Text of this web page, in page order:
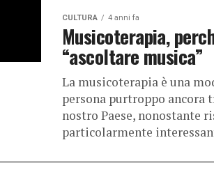
CULTURA 4 anni fa
Musicoterapia,
“ascoltare musica”
La musicoterapia è una
persona purtroppo ancora
nostro Paese, nonostante
particolarmente